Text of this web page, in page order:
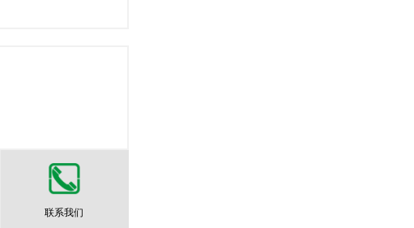
联系我们